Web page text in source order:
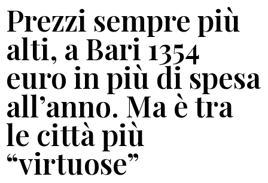
Prezzi sempre più
alti, a Bari 1354
euro in più di spesa
all’anno. Ma è tra
le città più
“virtuose”